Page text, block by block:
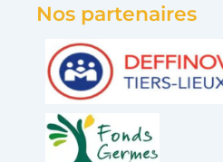
Nos partenaires